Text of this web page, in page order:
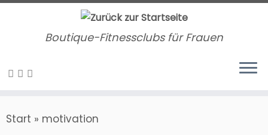
Zum
Boutique-Fitnessclubs für Frauen
Start » motivation